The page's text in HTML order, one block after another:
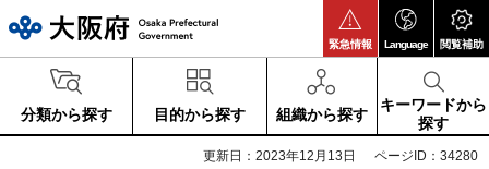
緊急情報 Language 閲覧補助
分類から探す 目的から探す 組織から探す
キーワードから
探す
更新日：2023年12月13日 ページID：34280